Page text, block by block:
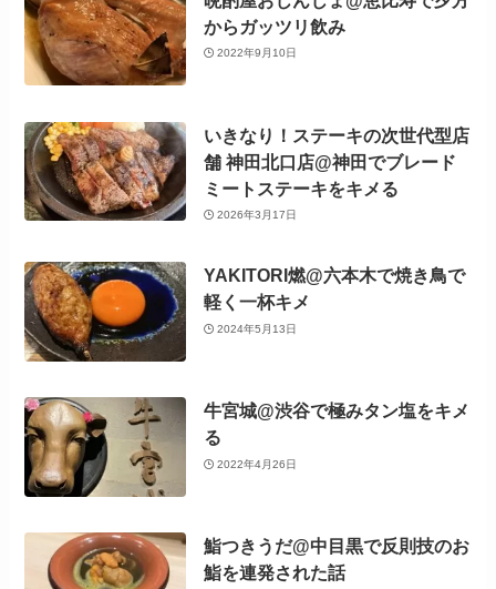
からガッツリ飲み
2022年9月10日
いきなり！ステーキの次世代型店
舗 神田北口店@神田でブレード
ミートステーキをキメる
2026年3月17日
YAKITORI燃@六本木で焼き鳥で
軽く一杯キメ
2024年5月13日
牛宮城@渋谷で極みタン塩をキメ
る
2022年4月26日
鮨つきうだ@中目黒で反則技のお
鮨を連発された話